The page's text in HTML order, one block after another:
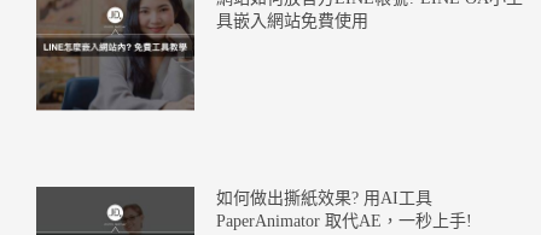
具嵌入網站免費使用
如何做出撕紙效果? 用AI工具
PaperAnimator 取代AE，一秒上手!